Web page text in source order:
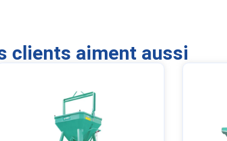
clients aiment aussi